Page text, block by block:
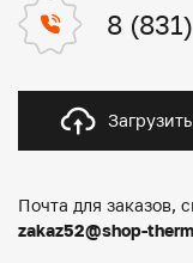
8
Почта для заказов,
zakaz52@shop-